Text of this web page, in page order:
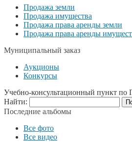
Продажа земли
Продажа имущества
Продажа права аренды земли
Продажа права аренды
Муниципальный заказ
Аукционы
Конкурсы
Учебно-консультационный пункт
Найти:
Последние альбомы
Все фото
Все видео